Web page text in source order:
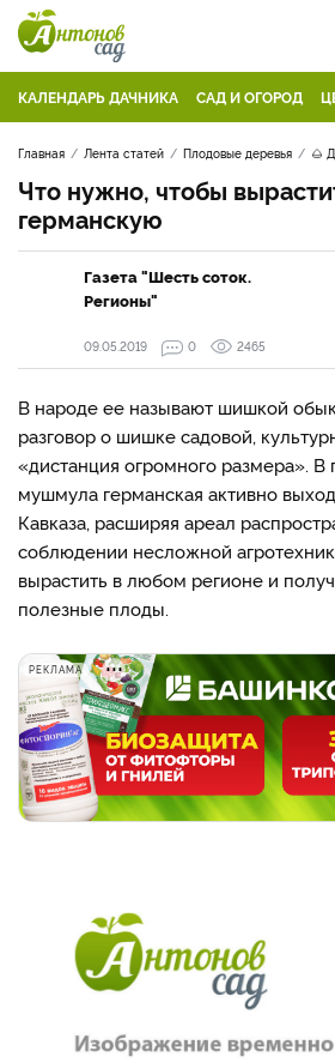
КАЛЕНДАРЬ ДАЧНИКА САД И ОГОРОД
Главная Лента статей Плодовые деревья 🌰
Что нужно, чтобы
германскую
Газета "Шесть соток.
Регионы"
09.05.2019
0 2465
В народе ее называют шишкой
разговор о шишке садовой,
«дистанция огромного размера». В
мушмула германская активно
Кавказа, расширяя ареал
соблюдении несложной
вырастить в любом регионе и
полезные плоды.
РЕКЛАМА